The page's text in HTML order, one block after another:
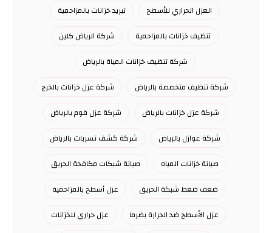
العزل الحراري للأسطح
تبريد خزانات بالمزاحمية
تنظيف خزانات بالمزاحمية
شركة الرياض كلين
شركة تنظيف خزانات المياة بالرياض
شركة تنظيف متخصصة بالرياض
شركة عزل خزانات بالخرج
شركة عزل خزانات بالرياض
شركة عزل فوم بالرياض
شركة عوازل بالرياض
شركة كشف تسربات بالرياض
صيانة خزانات المياه
صيانة شبكات مكافحة الحريق
ضعف ضغط شبكة الحريق
عزل أسطح بالمزاحمية
عزل الأسطح ضد الحرارة بضرما
عزل حراري للخزانات